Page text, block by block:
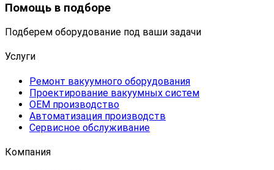
Помощь в подборе
Подберем оборудование под ваши задачи
Услуги
Ремонт вакуумного оборудования
Проектирование вакуумных систем
OEM производство
Автоматизация производств
Сервисное обслуживание
Компания